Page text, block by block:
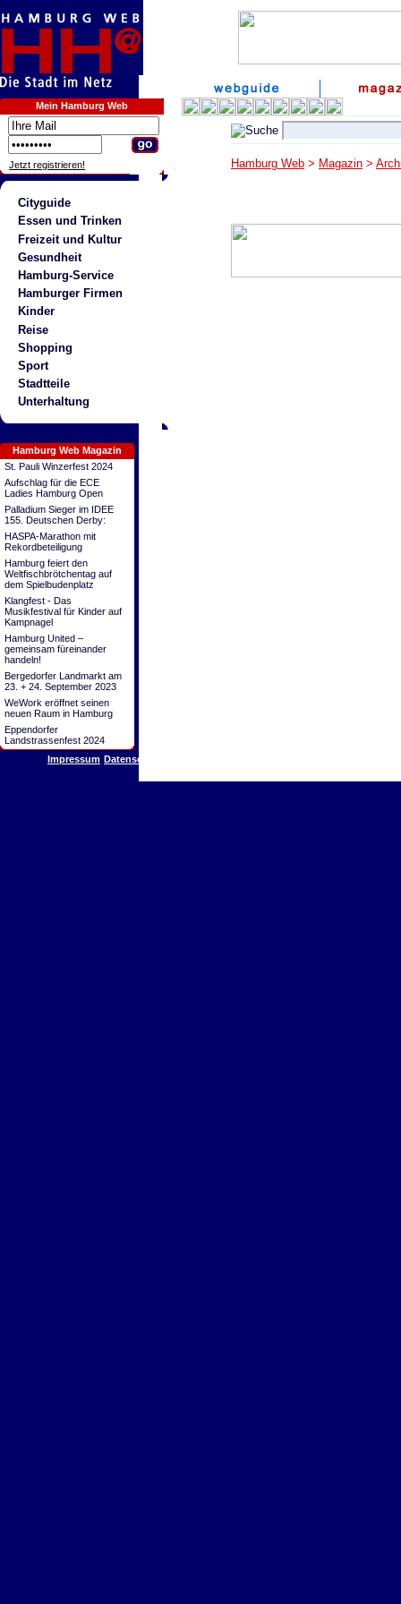
Mein Hamburg Web
Jetzt registrieren!
Cityguide
Essen und Trinken
Freizeit und Kultur
Gesundheit
Hamburg-Service
Hamburger Firmen
Kinder
Reise
Shopping
Sport
Stadtteile
Unterhaltung
Hamburg Web Magazin
St. Pauli Winzerfest 2024
Aufschlag für die ECE
Ladies Hamburg Open
Palladium Sieger im IDEE
155. Deutschen Derby:
HASPA-Marathon mit
Rekordbeteiligung
Hamburg feiert den
Weltfischbrötchentag auf
dem Spielbudenplatz
Klangfest - Das
Musikfestival für Kinder auf
Kampnagel
Hamburg United –
gemeinsam füreinander
handeln!
Bergedorfer Landmarkt am
23. + 24. September 2023
WeWork eröffnet seinen
neuen Raum in Hamburg
Eppendorfer
Landstrassenfest 2024
Impressum Datenschutz
Hamburg Web > Magazin >